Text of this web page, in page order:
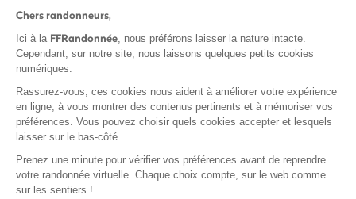
Protection des données
Politique de confidentialité
Chers randonneurs,
Ici à la FFRandonnée, nous préférons laisser la nature intacte.
Cependant, sur notre site, nous laissons quelques petits cookies
numériques.
Rassurez-vous, ces cookies nous aident à améliorer votre expérience
en ligne, à vous montrer des contenus pertinents et à mémoriser vos
préférences. Vous pouvez choisir quels cookies accepter et lesquels
laisser sur le bas-côté.
Prenez une minute pour vérifier vos préférences avant de reprendre
votre randonnée virtuelle. Chaque choix compte, sur le web comme
sur les sentiers !